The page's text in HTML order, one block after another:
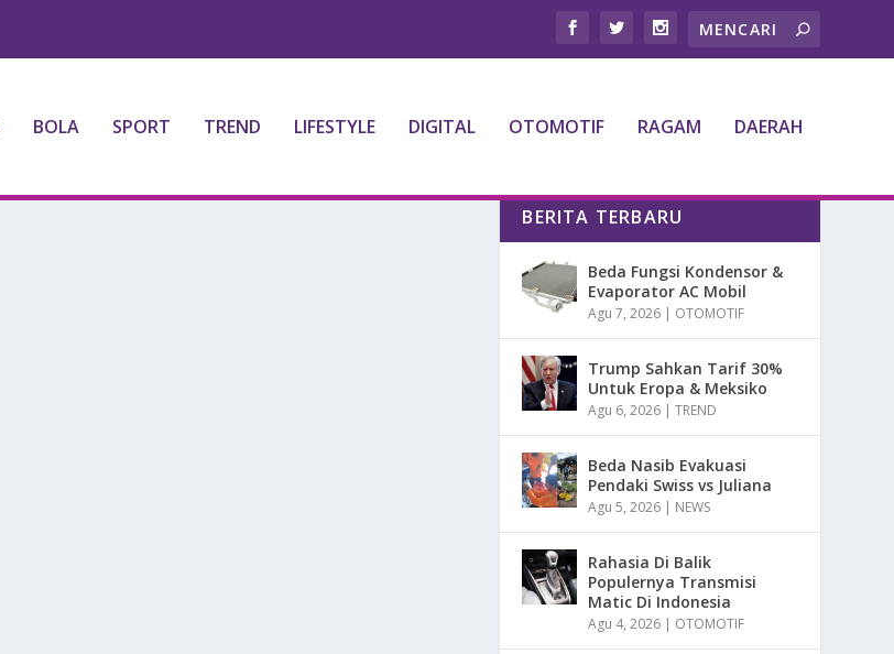
BOLA SPORT TREND LIFESTYLE DIGITAL OTOMOTIF RAGAM DAERAH
BERITA TERBARU
Beda Fungsi Kondensor &
Evaporator AC Mobil
Agu 7, 2026 | OTOMOTIF
Trump Sahkan Tarif 30%
Untuk Eropa & Meksiko
Agu 6, 2026 |TREND
Beda Nasib Evakuasi
Pendaki Swiss vs Juliana
Agu 5, 2026 | NEWS
Rahasia Di Balik
Populernya Transmisi
Matic Di Indonesia
Agu 4, 2026 | OTOMOTIF